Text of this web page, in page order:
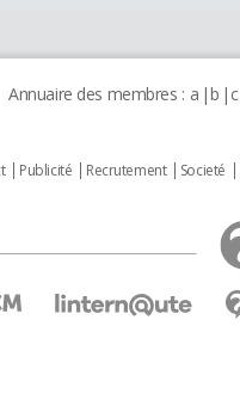
Annuaire des membres : a b c
Publicité Recrutement Societé